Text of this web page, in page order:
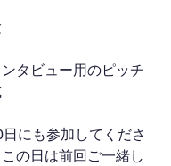
タビュー用のピッチ
にも参加してくださ
の日は前回ご一緒し